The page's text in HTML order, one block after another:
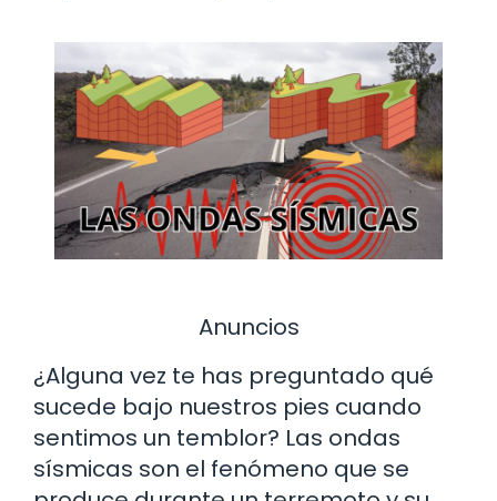
Anuncios
¿Alguna vez te has preguntado qué
sucede bajo nuestros pies cuando
sentimos un temblor? Las ondas
sísmicas son el fenómeno que se